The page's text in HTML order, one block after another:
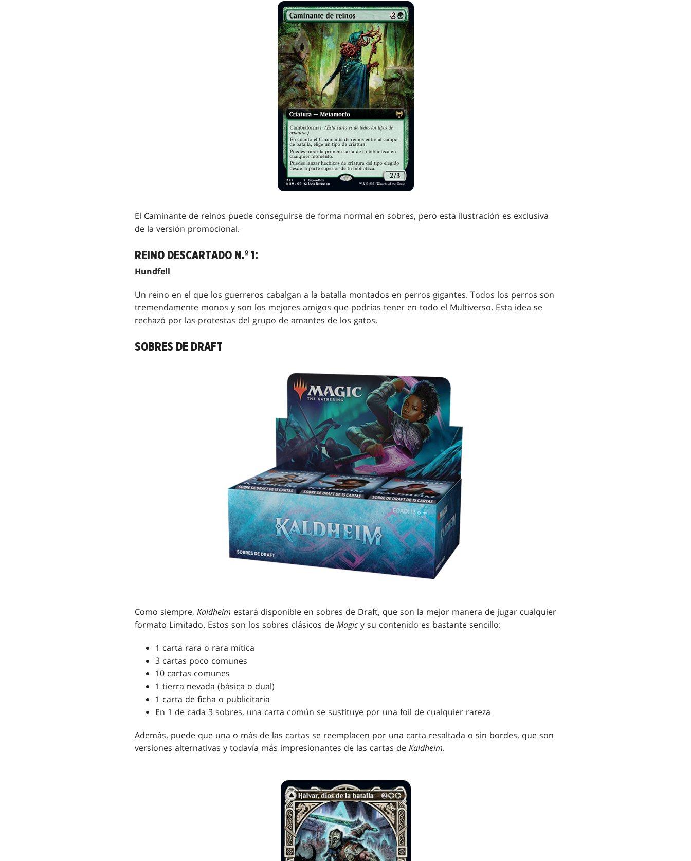
El Caminante de reinos puede conseguirse de forma normal en sobres, pero esta ilustración es exclusiva
de la versión promocional.
REINO DESCARTADO N.º 1:
Hundfell
Un reino en el que los guerreros cabalgan a la batalla montados en perros gigantes. Todos los perros son
tremendamente monos y son los mejores amigos que podrías tener en todo el Multiverso. Esta idea se
rechazó por las protestas del grupo de amantes de los gatos.
SOBRES DE DRAFT
Como siempre, Kaldheim estará disponible en sobres de Draft, que son la mejor manera de jugar cualquier
formato Limitado. Estos son los sobres clásicos de Magic y su contenido es bastante sencillo:
1 carta rara o rara mítica
3 cartas poco comunes
10 cartas comunes
1 tierra nevada (básica o dual)
1 carta de ficha o publicitaria
En 1 de cada 3 sobres, una carta común se sustituye por una foil de cualquier rareza
Además, puede que una o más de las cartas se reemplacen por una carta resaltada o sin bordes, que son
versiones alternativas y todavía más impresionantes de las cartas de Kaldheim.